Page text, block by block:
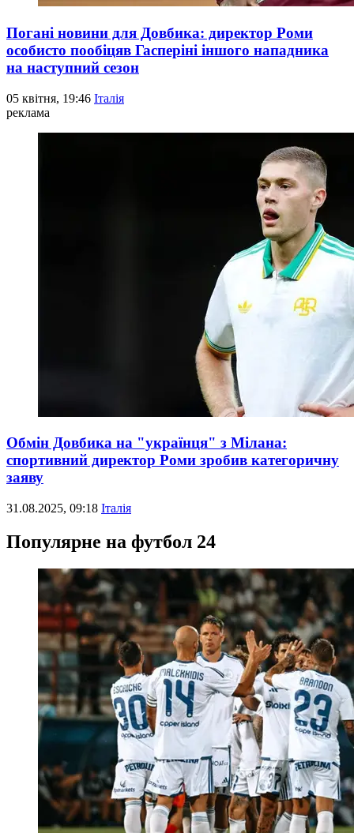
Погані новини для Довбика: директор Роми
особисто пообіцяв Гасперіні іншого нападника
на наступний сезон
05 квітня, 19:46 Італія
реклама
Обмін Довбика на "українця" з Мілана:
спортивний директор Роми зробив категоричну
заяву
31.08.2025, 09:18 Італія
Популярне на футбол 24